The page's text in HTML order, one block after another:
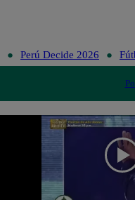
Perú Decide 2026